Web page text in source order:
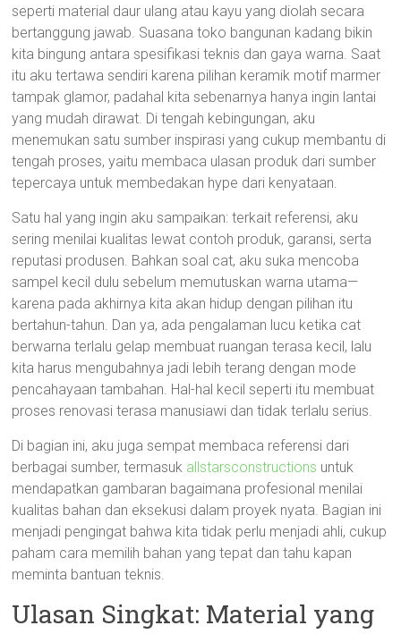
seperti material daur ulang atau kayu yang diolah secara
bertanggung jawab. Suasana toko bangunan kadang bikin
kita bingung antara spesifikasi teknis dan gaya warna. Saat
itu aku tertawa sendiri karena pilihan keramik motif marmer
tampak glamor, padahal kita sebenarnya hanya ingin lantai
yang mudah dirawat. Di tengah kebingungan, aku
menemukan satu sumber inspirasi yang cukup membantu di
tengah proses, yaitu membaca ulasan produk dari sumber
tepercaya untuk membedakan hype dari kenyataan.
Satu hal yang ingin aku sampaikan: terkait referensi, aku
sering menilai kualitas lewat contoh produk, garansi, serta
reputasi produsen. Bahkan soal cat, aku suka mencoba
sampel kecil dulu sebelum memutuskan warna utama—
karena pada akhirnya kita akan hidup dengan pilihan itu
bertahun-tahun. Dan ya, ada pengalaman lucu ketika cat
berwarna terlalu gelap membuat ruangan terasa kecil, lalu
kita harus mengubahnya jadi lebih terang dengan mode
pencahayaan tambahan. Hal-hal kecil seperti itu membuat
proses renovasi terasa manusiawi dan tidak terlalu serius.
Di bagian ini, aku juga sempat membaca referensi dari
berbagai sumber, termasuk allstarsconstructions untuk
mendapatkan gambaran bagaimana profesional menilai
kualitas bahan dan eksekusi dalam proyek nyata. Bagian ini
menjadi pengingat bahwa kita tidak perlu menjadi ahli, cukup
paham cara memilih bahan yang tepat dan tahu kapan
meminta bantuan teknis.
Ulasan Singkat: Material yang